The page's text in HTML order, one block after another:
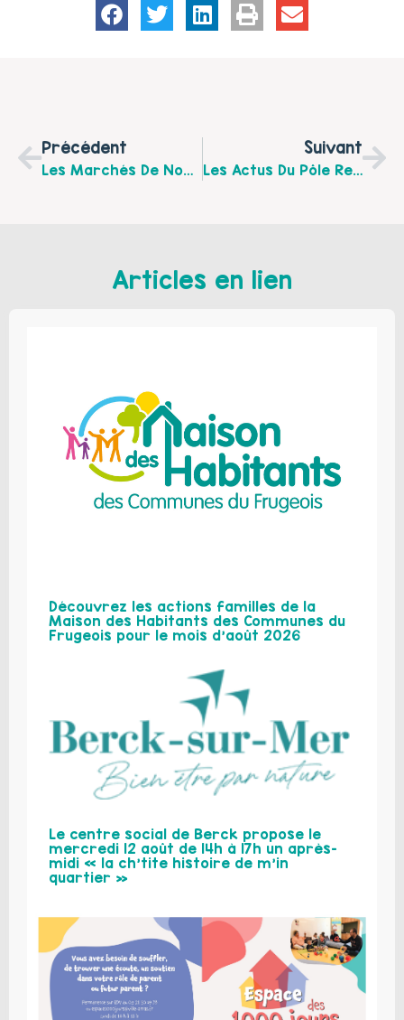
Précédent
Les Marchés De Noël 2019 D’Artois Autisme 62
Suivant
Les Actus Du Pôle Ressources Pour Parents D'ados Centre Social Arras Ouest
Articles en lien
Découvrez les actions familles de la
Maison des Habitants des Communes du
Frugeois pour le mois d’août 2026
Le centre social de Berck propose le
mercredi 12 août de 14h à 17h un après-
midi « la ch’tite histoire de m’in
quartier »